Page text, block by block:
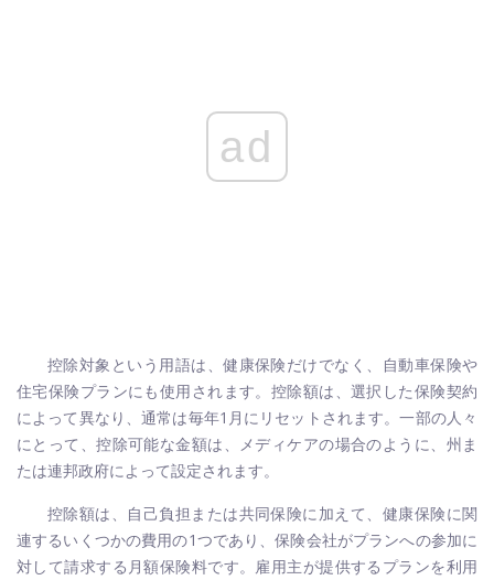
ad
控除対象という用語は、健康保険だけでなく、自動車保険や
住宅保険プランにも使用されます。控除額は、選択した保険契約
によって異なり、通常は毎年1月にリセットされます。一部の人々
にとって、控除可能な金額は、メディケアの場合のように、州ま
たは連邦政府によって設定されます。
控除額は、自己負担または共同保険に加えて、健康保険に関
連するいくつかの費用の1つであり、保険会社がプランへの参加に
対して請求する月額保険料です。雇用主が提供するプランを利用